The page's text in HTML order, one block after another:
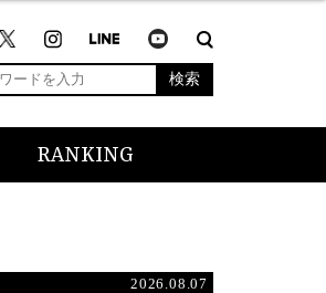
検索
RANKING
2026.08.07